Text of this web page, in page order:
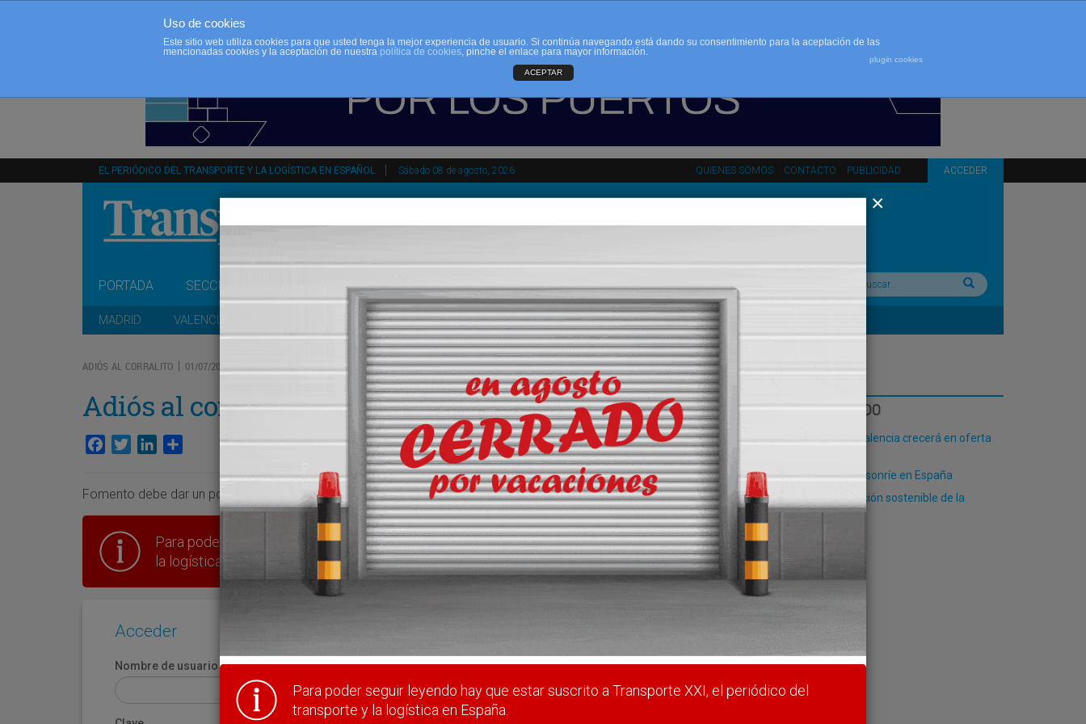
QUIENES SOMOS CONTACTO PUBLICIDAD ACCEDER
EL PERIÓDICO DEL TRANSPORTE Y LA LOGÍSTICA EN ESPAÑOL Sábado 08 de agosto, 2026
PORTADA SECCIONES OPINIÓN HEMEROTECA AGENDA KIOSKO
MADRID VALENCIA ANDALUCÍA PAÍS VASCO ESPAÑA INTERNACIONAL
ADIÓS AL CORRALITO 01/07/2008
Adiós al corralito
Facebook
TwitterLinkedInCompartir
Fomento debe dar un portazo, un adiós al corralito, al que quiere igualar el transporte como otro servicio portuario
Para poder seguir leyendo hay que estar suscrito a Transporte XXI, el periódico del transporte y
la logística en España.
Acceder
Nombre de usuario Nombre de usuario (elija un nombre)*
LO MÁS LEÍDO
El Puerto de Valencia crecerá en oferta
El contenedor sonríe en España
IoT y la revolución sostenible de la
logística
Uso de cookies
Este sitio web utiliza cookies para que usted tenga la mejor experiencia de usuario. Si continúa navegando está dando su consentimiento para la aceptación de las
mencionadas cookies y la aceptación de nuestra política de cookies, pinche el enlace para mayor información.
plugin cookies
ACEPTAR
Para poder seguir leyendo hay que estar suscrito a Transporte XXI, el periódico del
transporte y la logística en España.